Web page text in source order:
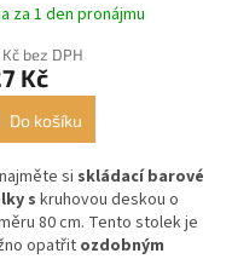
za 1 den pronájmu
bez DPH
Kč
Do košíku
si skládací barové
s kruhovou deskou o
80 cm. Tento stolek je
opatřitozdobným